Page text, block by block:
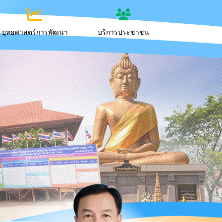
ยุทธศาสตร์การพัฒนา บริการประชาชน